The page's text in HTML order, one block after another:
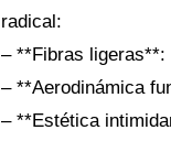
radical:
– **Fibras ligeras**:
– **Aerodinámica
– **Estética